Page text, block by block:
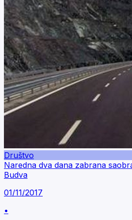
Društvo
Naredna dva dana zabrana
Budva
01/11/2017
•